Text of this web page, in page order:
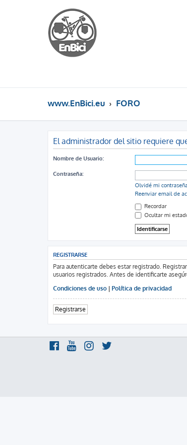
www.EnBici.eu FORO
El administrador del sitio requiere
Nombre de Usuario:
Contraseña:
Olvidé mi
Reenviar email de
Recordar
Ocultar mi
REGISTRARSE
Para autenticarte debes estar registrado.
usuarios registrados. Antes de identificarte
Condiciones de uso | Política de privacidad
Registrarse